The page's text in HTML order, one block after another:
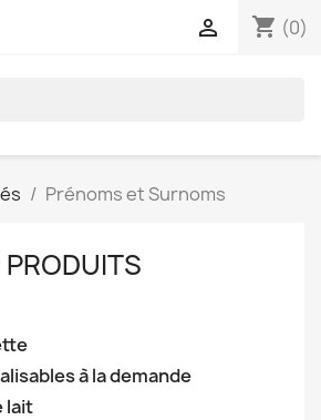
shopping_cart (0)

Prénoms et Surnoms
à la demande
lait